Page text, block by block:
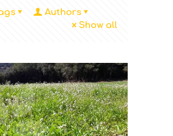
Authors
Show all